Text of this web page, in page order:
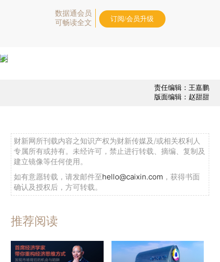
数据通会员
可畅读全文
订阅/会员升级
责任编辑：王嘉鹏
版面编辑：赵甜甜
财新网所刊载内容之知识产权为财新传媒及/或相关权利人
专属所有或持有。未经许可，禁止进行转载、摘编、复制及
建立镜像等任何使用。
如有意愿转载，请发邮件至hello@caixin.com ，获得书面
确认及授权后，方可转载。
推荐阅读